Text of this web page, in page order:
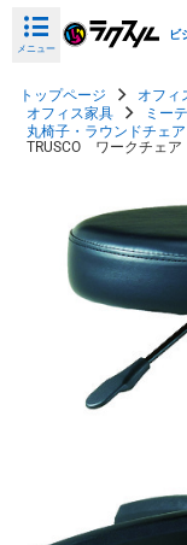
メニュー
ビ
トップページ
オフィ
オフィス家具
ミー
丸椅子・ラウンドチェ
TRUSCO ワークチェ